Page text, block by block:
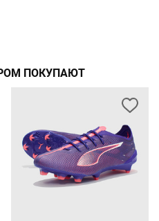
ПОКУПАЮТ